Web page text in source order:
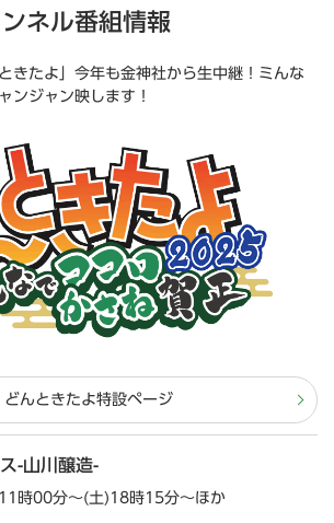
ネル番組情報
きたよ」今年も金神社から生中継！ミんな
ンジャン映します！
どんときたよ特設ページ
-山川醸造-
時00分～(土)18時15分～ほか